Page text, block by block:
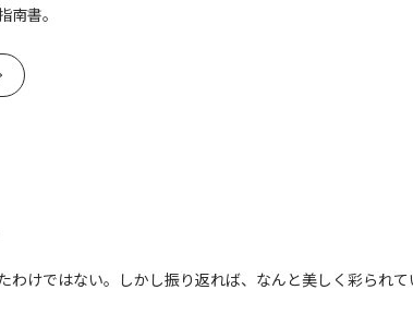
書。
わけではない。しかし振り返れば、なんと美しく彩られて